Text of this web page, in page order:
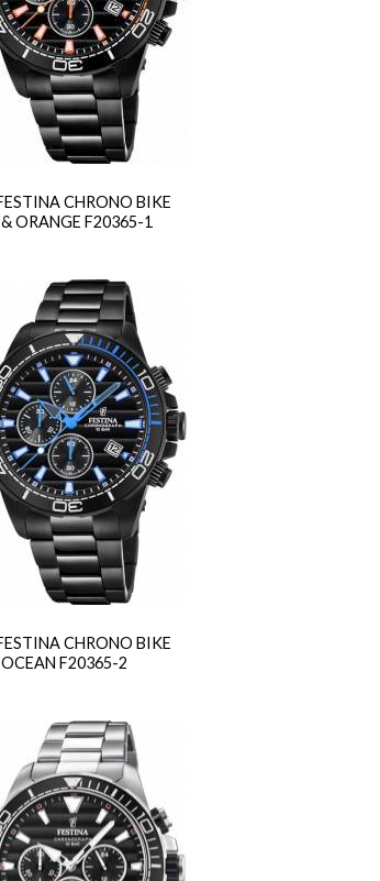
CHRONO BIKE
ORANGE F20365-1
CHRONO BIKE
F20365-2